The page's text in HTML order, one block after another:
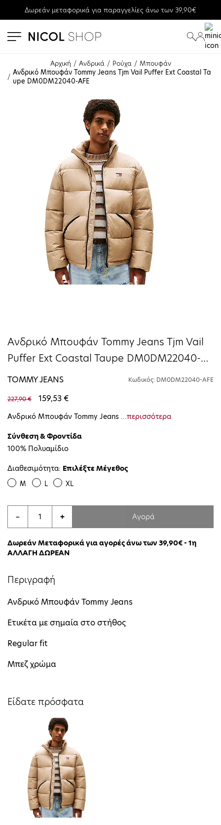
Δωρεάν μεταφορικά για παραγγελίες άνω των 39,90€
Αρχική Ανδρικά Ρούχα
Μπουφάν
Ανδρικό Μπουφάν Tommy Jeans Tjm Vail Puffer Ext Coastal Ta
upe DM0DM22040-AFE
Ανδρικό Μπουφάν Tommy Jeans Tjm Vail
Puffer Ext Coastal Taupe DM0DM22040-
AFE
TOMMY JEANS Κωδικός: DM0DM22040-AFE
227,90 € 159,53 €
Ανδρικό Μπουφάν Tommy Jeans ...περισσότερα
Σύνθεση & Φροντίδα
100% Πολυαμίδιο
Διαθεσιμότητα: Επιλέξτε Μέγεθος
M L XL
− + Αγορά
Δωρεάν Μεταφορικά για αγορές άνω των 39,90€ - 1η
ΑΛΛΑΓΗ ΔΩΡΕΑΝ
Περιγραφή
Ανδρικό Μπουφάν Tommy Jeans
Ετικέτα με σημαία στο στήθος
Regular fit
Μπεζ χρώμα
Είδατε πρόσφατα